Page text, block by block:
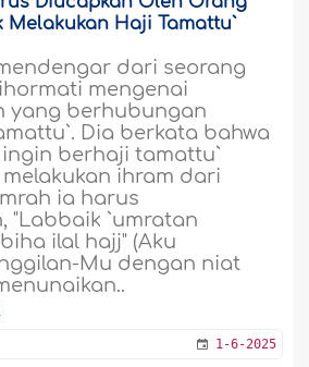
Melakukan Haji Tamattu`
dari seorang
mengenai
yang berhubungan
Dia berkata bahwa
berhaji tamattu`
ihram dari
ia harus
"Labbaik `umratan
ilal hajj" (Aku
Mu dengan niat
1-6-2025